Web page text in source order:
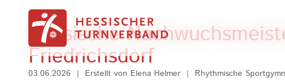
Hessische
Friedrichsdorf
03.06.2026 | Erstellt von Elena Helmer | Rhythmische